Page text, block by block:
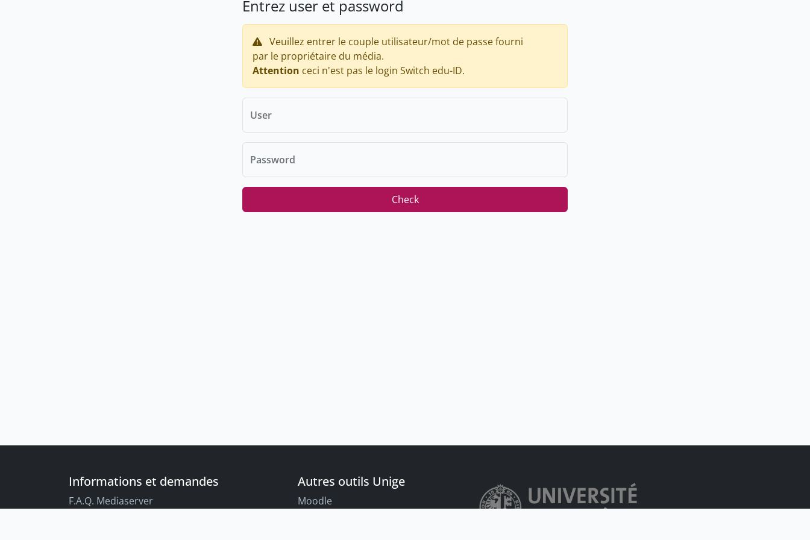
Entrez user et password
Veuillez entrer le couple utilisateur/mot de passe fourni
par le propriétaire du média.
Attention ceci n'est pas le login Switch edu-ID.
User
Password
Check
Informations et demandes
F.A.Q. Mediaserver
Autres outils Unige
Moodle